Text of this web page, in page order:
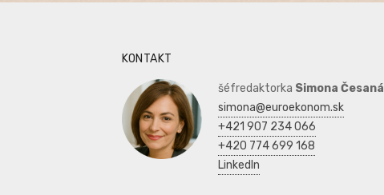
KONTAKT
šéfredaktorka Simona Česaná
simona@euroekonom.sk
+421 907 234 066
+420 774 699 168
LinkedIn